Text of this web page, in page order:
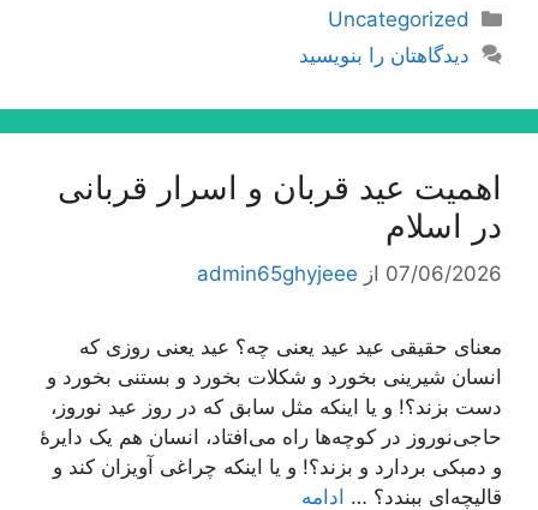
دسته‌ها
Uncategorized
دیدگاهتان را بنویسید
اهمیت عید قربان و اسرار قربانی
در اسلام
07/06/2026 از admin65ghyjeee
معنای حقیقی عید عید یعنی چه؟ عید یعنی روزی که
انسان شیرینی بخورد و شکلات بخورد و بستنی بخورد و
دست بزند؟! و یا اینکه مثل سابق که در روز عید نوروز،
حاجی‌نوروز در کوچه‌ها راه می‌افتاد، انسان هم یک دایرۀ
و دمبکی بردارد و بزند؟! و یا اینکه چراغی آویزان کند و
قالیچه‌ای ببندد؟ … ادامه